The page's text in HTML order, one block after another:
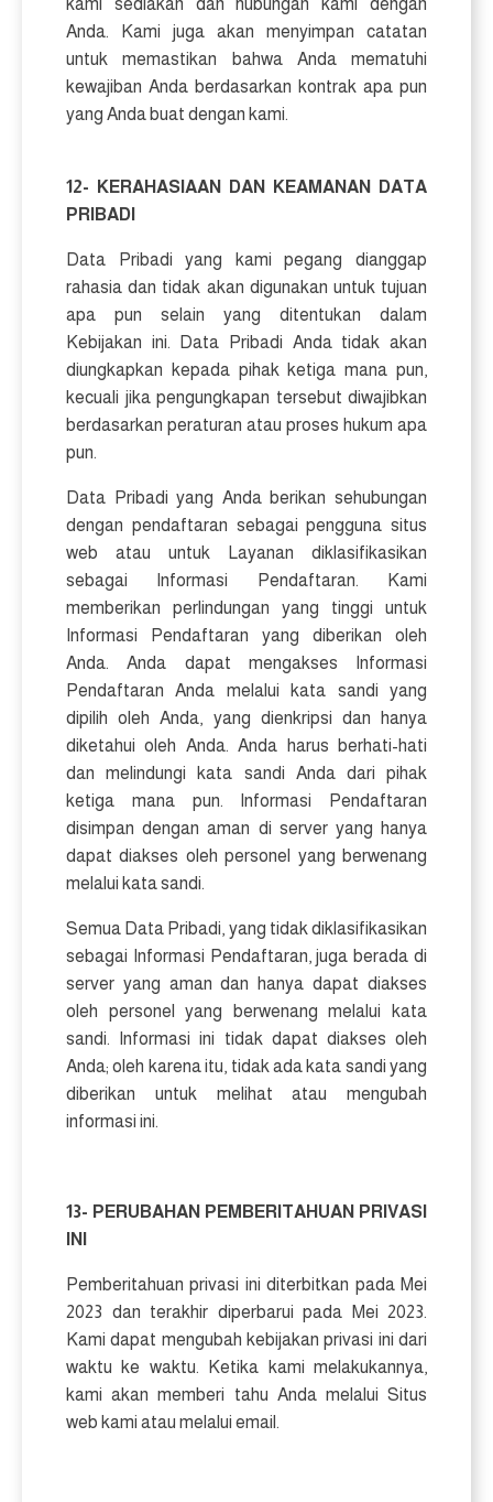
kami sediakan dan hubungan kami dengan
Anda. Kami juga akan menyimpan catatan
untuk memastikan bahwa Anda mematuhi
kewajiban Anda berdasarkan kontrak apa pun
yang Anda buat dengan kami.
12- KERAHASIAAN DAN KEAMANAN DATA
PRIBADI
Data Pribadi yang kami pegang dianggap
rahasia dan tidak akan digunakan untuk tujuan
apa pun selain yang ditentukan dalam
Kebijakan ini. Data Pribadi Anda tidak akan
diungkapkan kepada pihak ketiga mana pun,
kecuali jika pengungkapan tersebut diwajibkan
berdasarkan peraturan atau proses hukum apa
pun.
Data Pribadi yang Anda berikan sehubungan
dengan pendaftaran sebagai pengguna situs
web atau untuk Layanan diklasifikasikan
sebagai Informasi Pendaftaran. Kami
memberikan perlindungan yang tinggi untuk
Informasi Pendaftaran yang diberikan oleh
Anda. Anda dapat mengakses Informasi
Pendaftaran Anda melalui kata sandi yang
dipilih oleh Anda, yang dienkripsi dan hanya
diketahui oleh Anda. Anda harus berhati-hati
dan melindungi kata sandi Anda dari pihak
ketiga mana pun. Informasi Pendaftaran
disimpan dengan aman di server yang hanya
dapat diakses oleh personel yang berwenang
melalui kata sandi.
Semua Data Pribadi, yang tidak diklasifikasikan
sebagai Informasi Pendaftaran, juga berada di
server yang aman dan hanya dapat diakses
oleh personel yang berwenang melalui kata
sandi. Informasi ini tidak dapat diakses oleh
Anda; oleh karena itu, tidak ada kata sandi yang
diberikan untuk melihat atau mengubah
informasi ini.
13- PERUBAHAN PEMBERITAHUAN PRIVASI
INI
Pemberitahuan privasi ini diterbitkan pada Mei
2023 dan terakhir diperbarui pada Mei 2023.
Kami dapat mengubah kebijakan privasi ini dari
waktu ke waktu. Ketika kami melakukannya,
kami akan memberi tahu Anda melalui Situs
web kami atau melalui email.